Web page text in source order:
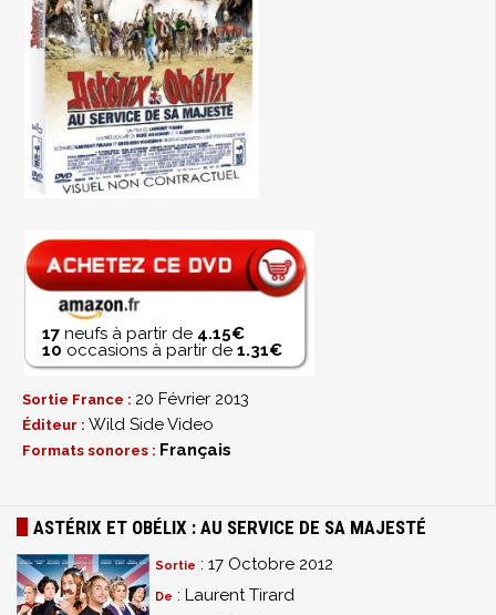
17 neufs à partir de 4.15€
10 occasions à partir de 1.31€
Sortie France : 20 Février 2013
Éditeur : Wild Side Video
Formats sonores : Français
ASTÉRIX ET OBÉLIX : AU SERVICE DE SA MAJESTÉ
Sortie : 17 Octobre 2012
De : Laurent Tirard